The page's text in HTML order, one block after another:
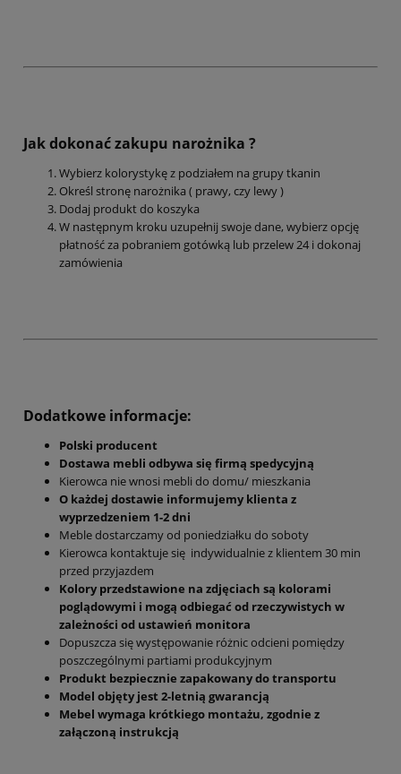
Jak dokonać zakupu narożnika ?
Wybierz kolorystykę z podziałem na grupy tkanin
Określ stronę narożnika ( prawy, czy lewy )
Dodaj produkt do koszyka
W następnym kroku uzupełnij swoje dane, wybierz opcję
płatność za pobraniem gotówką lub przelew 24 i dokonaj
zamówienia
Dodatkowe informacje:
Polski producent
Dostawa mebli odbywa się firmą spedycyjną
Kierowca nie wnosi mebli do domu/ mieszkania
O każdej dostawie informujemy klienta z
wyprzedzeniem 1-2 dni
Meble dostarczamy od poniedziałku do soboty
Kierowca kontaktuje się indywidualnie z klientem 30 min
przed przyjazdem
Kolory przedstawione na zdjęciach są kolorami
poglądowymi i mogą odbiegać od rzeczywistych w
zależności od ustawień monitora
Dopuszcza się występowanie różnic odcieni pomiędzy
poszczególnymi partiami produkcyjnym
Produkt bezpiecznie zapakowany do transportu
Model objęty jest 2-letnią gwarancją
Mebel wymaga krótkiego montażu, zgodnie z
załączoną instrukcją